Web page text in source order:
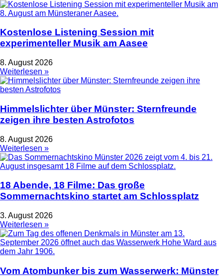
Kostenlose Listening Session mit
experimenteller Musik am Aasee
8. August 2026
Weiterlesen »
Himmelslichter über Münster: Sternfreunde
zeigen ihre besten Astrofotos
8. August 2026
Weiterlesen »
18 Abende, 18 Filme: Das große
Sommernachtskino startet am Schlossplatz
3. August 2026
Weiterlesen »
Vom Atombunker bis zum Wasserwerk: Münster